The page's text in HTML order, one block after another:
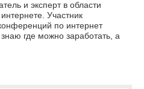
и эксперт в области
Участник
по интернет
знаю где можно заработать, а